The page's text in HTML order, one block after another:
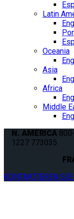
Latin
Oceania
Asia
Africa
Middle
N. AMERICA
1227 773035
KONTAKTIEREN SIE